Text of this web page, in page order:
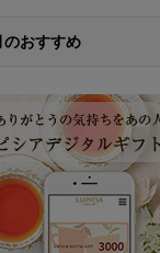
のおすすめ